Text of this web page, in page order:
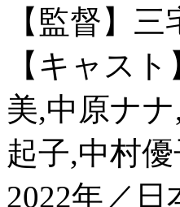
【監督】三
【キャス
美,中原ナ
起子,中村
2022年／